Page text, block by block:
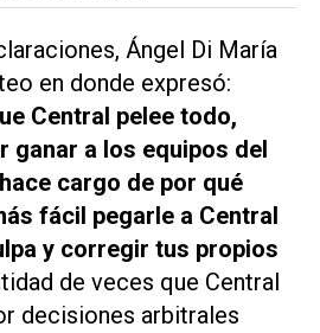
Ángel Di María
en donde expresó:
Central pelee todo,
ganar a los equipos del
cargo de por qué
fácil pegarle a Central
y corregir tus propios
de veces que Central
decisiones arbitrales